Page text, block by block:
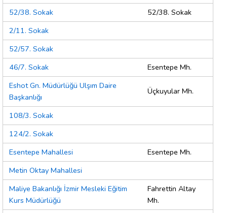
52/38. Sokak
52/38. Sokak
2/11. Sokak
52/57. Sokak
46/7. Sokak
Esentepe Mh.
Eshot Gn. Müdürlüğü Ulşım Daire
Başkanlığı
Üçkuyular Mh.
108/3. Sokak
124/2. Sokak
Esentepe Mahallesi
Esentepe Mh.
Metin Oktay Mahallesi
Maliye Bakanlığı İzmir Mesleki Eğitim
Kurs Müdürlüğü
Fahrettin Altay
Mh.